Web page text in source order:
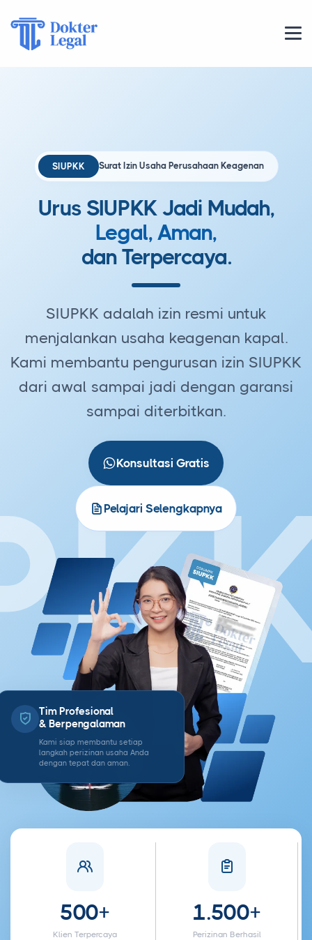
SIUPKK Surat Izin Usaha Perusahaan Keagenan
Urus SIUPKK Jadi Mudah,
Legal, Aman,
dan Terpercaya.
SIUPKK adalah izin resmi untuk
menjalankan usaha keagenan kapal.
Kami membantu pengurusan izin SIUPKK
dari awal sampai jadi dengan garansi
sampai diterbitkan.
Konsultasi Gratis
Pelajari Selengkapnya
Tim Profesional
& Berpengalaman
Kami siap membantu setiap
langkah perizinan usaha Anda
dengan tepat dan aman.
500+
Klien Terpercaya
1.500+
Perizinan Berhasil